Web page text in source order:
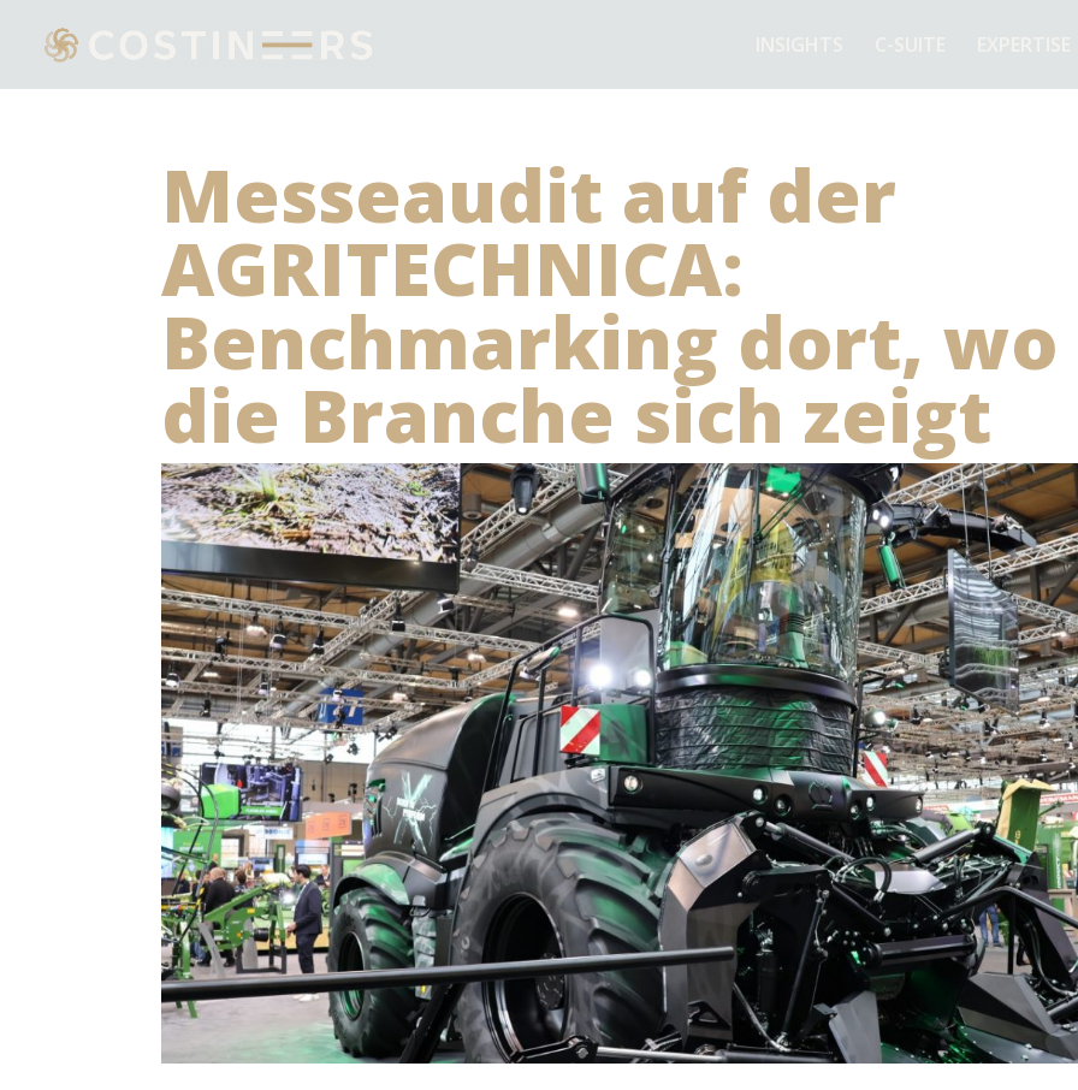
Messeaudit auf der
AGRITECHNICA:
Benchmarking dort, wo
die Branche sich zeigt